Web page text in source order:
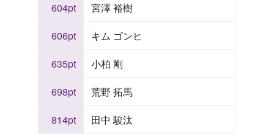
604pt
宮澤 裕樹
606pt
キム ゴンヒ
635pt
小柏 剛
698pt
荒野 拓馬
814pt
田中 駿汰